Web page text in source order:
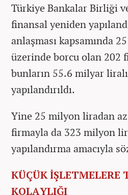
Türkiye Bankalar Birliği
finansal yeniden
anlaşması kapsamında
üzerinde borcu olan 202
bunların 55.6 milyar
yapılandırıldı.
Yine 25 milyon liradan
firmayla da 323 milyon
yapılandırma amacıyla
KÜÇÜK İŞLETMELERE
KOLAYLIĞI